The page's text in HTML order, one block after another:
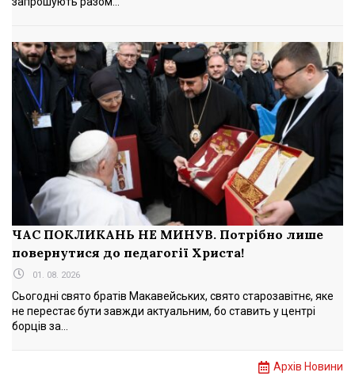
ЧАС ПОКЛИКАНЬ НЕ МИНУВ. Потрібно лише
повернутися до педагогії Христа!
01. 08. 2026
Сьогодні свято братів Макавейських, свято старозавітнє, яке
не перестає бути завжди актуальним, бо ставить у центрі
борців за...
Архів Новини